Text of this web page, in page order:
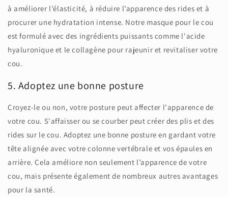
à améliorer l’élasticité, à réduire l’apparence des rides et à
procurer une hydratation intense. Notre masque pour le cou
est formulé avec des ingrédients puissants comme l'acide
hyaluronique et le collagène pour rajeunir et revitaliser votre
cou.
5. Adoptez une bonne posture
Croyez-le ou non, votre posture peut affecter l'apparence de
votre cou. S'affaisser ou se courber peut créer des plis et des
rides sur le cou. Adoptez une bonne posture en gardant votre
tête alignée avec votre colonne vertébrale et vos épaules en
arrière. Cela améliore non seulement l’apparence de votre
cou, mais présente également de nombreux autres avantages
pour la santé.